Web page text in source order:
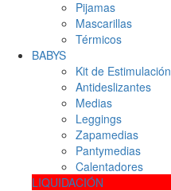
Pijamas
Mascarillas
Térmicos
BABYS
Kit de Estimulación
Antideslizantes
Medias
Leggings
Zapamedias
Pantymedias
Calentadores
LIQUIDACIÓN